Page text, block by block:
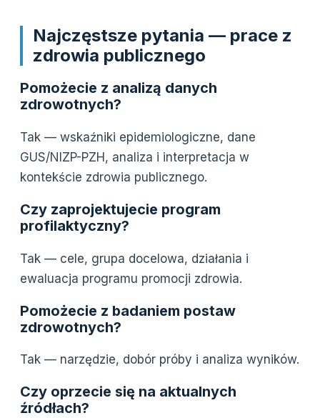
Najczęstsze pytania — prace z
zdrowia publicznego
Pomożecie z analizą danych
zdrowotnych?
Tak — wskaźniki epidemiologiczne, dane
GUS/NIZP-PZH, analiza i interpretacja w
kontekście zdrowia publicznego.
Czy zaprojektujecie program
profilaktyczny?
Tak — cele, grupa docelowa, działania i
ewaluacja programu promocji zdrowia.
Pomożecie z badaniem postaw
zdrowotnych?
Tak — narzędzie, dobór próby i analiza wyników.
Czy oprzecie się na aktualnych
źródłach?